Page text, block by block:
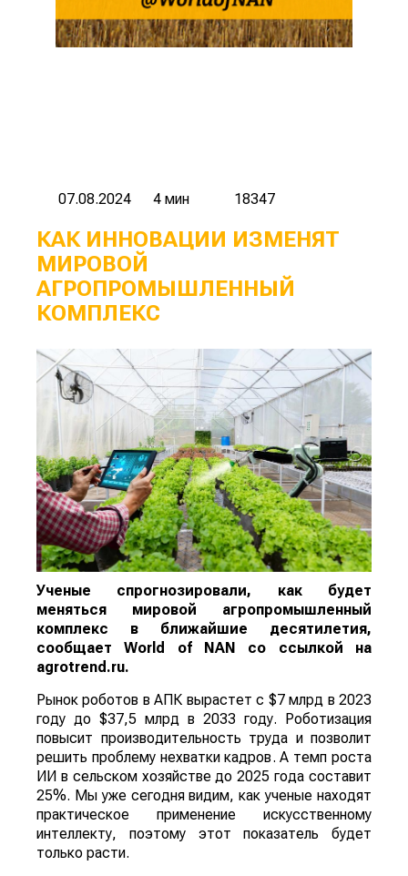
07.08.2024 4 мин 18347
КАК ИННОВАЦИИ ИЗМЕНЯТ
МИРОВОЙ
АГРОПРОМЫШЛЕННЫЙ
КОМПЛЕКС
Ученые спрогнозировали, как будет
меняться мировой агропромышленный
комплекс в ближайшие десятилетия,
сообщаетWorld of NAN
со ссылкой на
agrotrend.ru.
Рынок роботов в АПК вырастет с $7 млрд в 2023
году до $37,5 млрд в 2033 году. Роботизация
повысит производительность труда и позволит
решить проблему нехватки кадров. А темп роста
ИИ в сельском хозяйстве до 2025 года составит
25%. Мы уже сегодня видим, как ученые находят
практическое применение искусственному
интеллекту, поэтому этот показатель будет
только расти.